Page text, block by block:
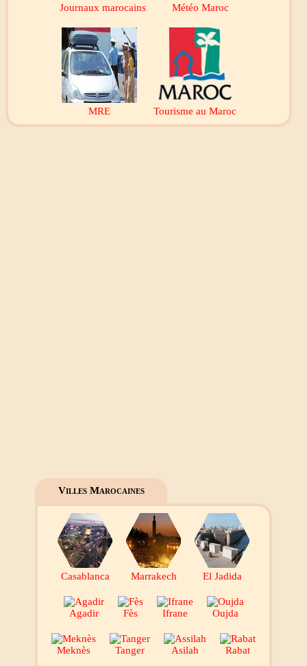
Journaux marocains Météo Maroc
MRE Tourisme au Maroc
Villes Marocaines
Casablanca Marrakech El Jadida
Agadir Fès Ifrane Oujda
Meknès Tanger Asilah Rabat